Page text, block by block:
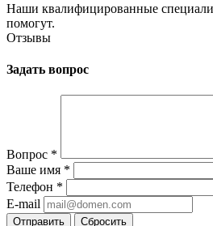
Наши квалифицированные
помогут.
Отзывы
Задать вопрос
Вопрос *
Ваше имя *
Телефон *
E-mail
Сбросить